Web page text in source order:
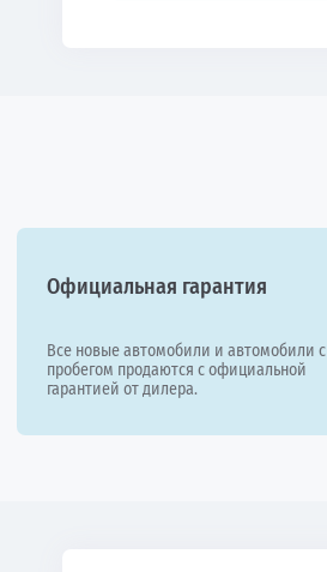
Официальная гарантия
Все новые автомобили и автомобили с
пробегом продаются с официальной
гарантией от дилера.